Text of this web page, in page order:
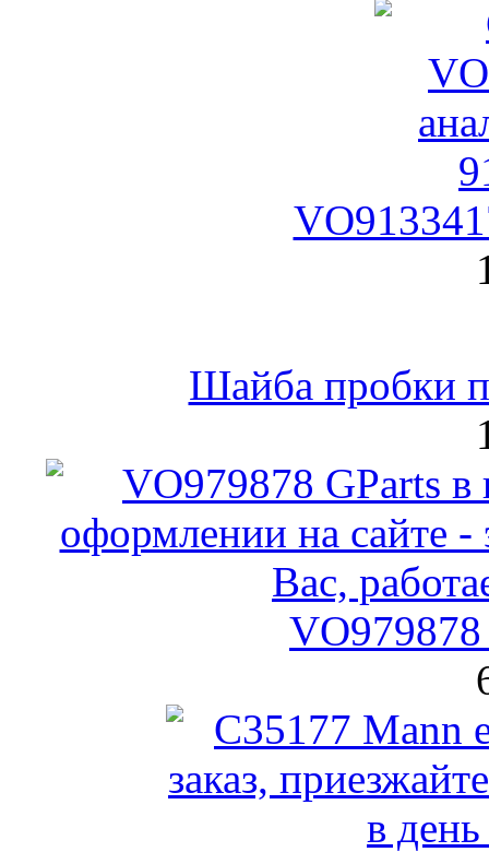
Шайба пробки
VO979878